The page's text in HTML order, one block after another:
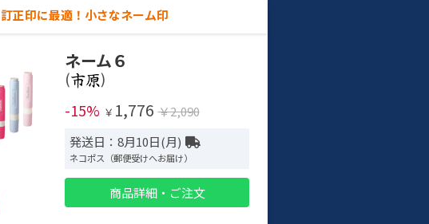
訂正印に最適！小さなネーム印
ネーム６
(
)
-15% ￥ 1,776 ￥2,090
発送日：8月10日(月)
ネコポス（郵便受けへお届け）
商品詳細・ご注文